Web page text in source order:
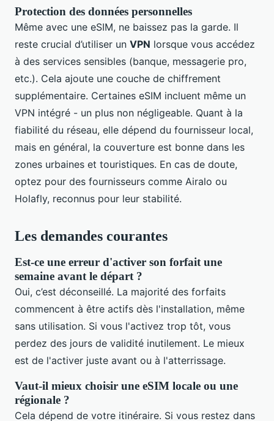
Protection des données personnelles
Même avec une eSIM, ne baissez pas la garde. Il
reste crucial d’utiliser un VPN lorsque vous accédez
à des services sensibles (banque, messagerie pro,
etc.). Cela ajoute une couche de chiffrement
supplémentaire. Certaines eSIM incluent même un
VPN intégré - un plus non négligeable. Quant à la
fiabilité du réseau, elle dépend du fournisseur local,
mais en général, la couverture est bonne dans les
zones urbaines et touristiques. En cas de doute,
optez pour des fournisseurs comme Airalo ou
Holafly, reconnus pour leur stabilité.
Les demandes courantes
Est-ce une erreur d'activer son forfait une
semaine avant le départ ?
Oui, c’est déconseillé. La majorité des forfaits
commencent à être actifs dès l'installation, même
sans utilisation. Si vous l'activez trop tôt, vous
perdez des jours de validité inutilement. Le mieux
est de l'activer juste avant ou à l'atterrissage.
Vaut-il mieux choisir une eSIM locale ou une
régionale ?
Cela dépend de votre itinéraire. Si vous restez dans